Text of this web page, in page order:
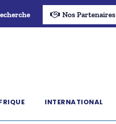
Nos Partenaires
INTERNATIONAL